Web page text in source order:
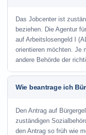
Das Jobcenter ist
beziehen. Die Agentur
auf Arbeitslosengeld I
orientieren möchten. Je
andere Behörde der
Wie beantrage ich
Den Antrag auf
zuständigen
den Antrag so früh wie